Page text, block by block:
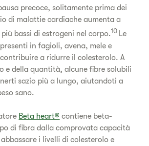
precoce, solitamente prima dei
di malattie cardiache aumenta a
bassi di estrogeni nel corpo.10 Le
in fagioli, avena, mele e
a ridurre il colesterolo. A
e della quantità, alcune fibre solubili
sazio più a lungo, aiutandoti a
sano.
Beta heart® contiene beta-
di fibra dalla comprovata capacità
i livelli di colesterolo e